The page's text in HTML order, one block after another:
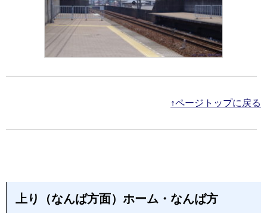
↑ページトップに戻る
上り（なんば方面）ホーム・なんば方